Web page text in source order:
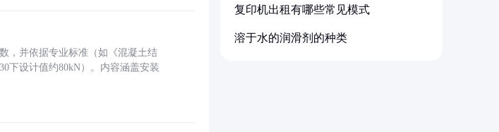
，并依据专业标准（如《混凝土结
下设计值约80kN）。内容涵盖安装
复印机出租有哪些常见模式
溶于水的润滑剂的种类